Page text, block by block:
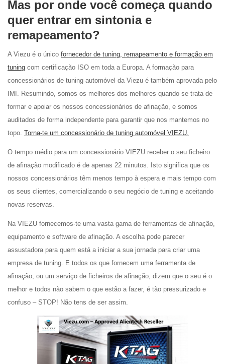
Mas por onde você começa quando
quer entrar em sintonia e
remapeamento?
A Viezu é o único fornecedor de tuning, remapeamento e formação em
tuning com certificação ISO em toda a Europa. A formação para
concessionários de tuning automóvel da Viezu é também aprovada pelo
IMI. Resumindo, somos os melhores dos melhores quando se trata de
formar e apoiar os nossos concessionários de afinação, e somos
auditados de forma independente para garantir que nos mantemos no
topo. Torna-te um concessionário de tuning automóvel VIEZU.
O tempo médio para um concessionário VIEZU receber o seu ficheiro
de afinação modificado é de apenas 22 minutos. Isto significa que os
nossos concessionários têm menos tempo à espera e mais tempo com
os seus clientes, comercializando o seu negócio de tuning e aceitando
novas reservas.
Na VIEZU fornecemos-te uma vasta gama de ferramentas de afinação,
equipamento e software de afinação. A escolha pode parecer
assustadora para quem está a iniciar a sua jornada para criar uma
empresa de tuning. E todos os que fornecem uma ferramenta de
afinação, ou um serviço de ficheiros de afinação, dizem que o seu é o
melhor e todos não sabem o que estão a fazer, é tão pressurizado e
confuso – STOP! Não tens de ser assim.